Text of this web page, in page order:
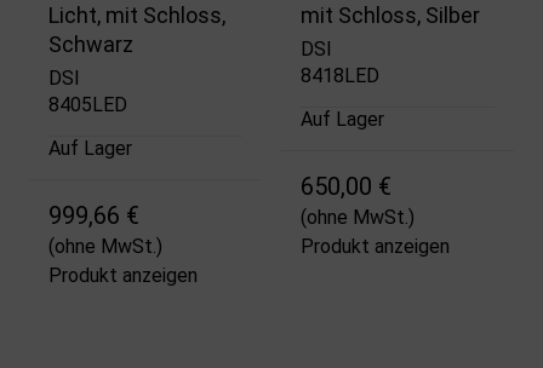
Licht, mit Schloss,
Schwarz
DSI
8405LED
Auf Lager
999,66 €
(ohne MwSt.)
Produkt anzeigen
mit Schloss, Silber
DSI
8418LED
Auf Lager
650,00 €
(ohne MwSt.)
Produkt anzeigen